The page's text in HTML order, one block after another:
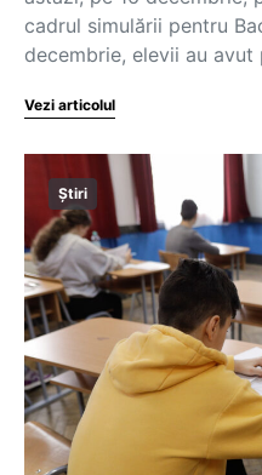
cadrul simulării pentru
decembrie, elevii au
Vezi articolul
Știri